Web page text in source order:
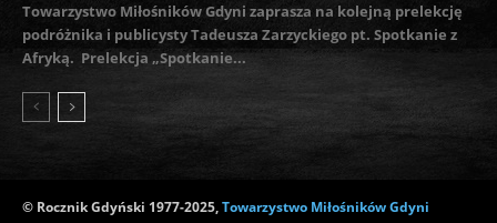
Towarzystwo Miłośników Gdyni zaprasza na kolejną prelekcję
podróżnika i publicysty Tadeusza Zarzyckiego pt. Spotkanie z
Afryką. Prelekcja „Spotkanie...
© Rocznik Gdyński 1977-2025,Towarzystwo Miłośników Gdyni